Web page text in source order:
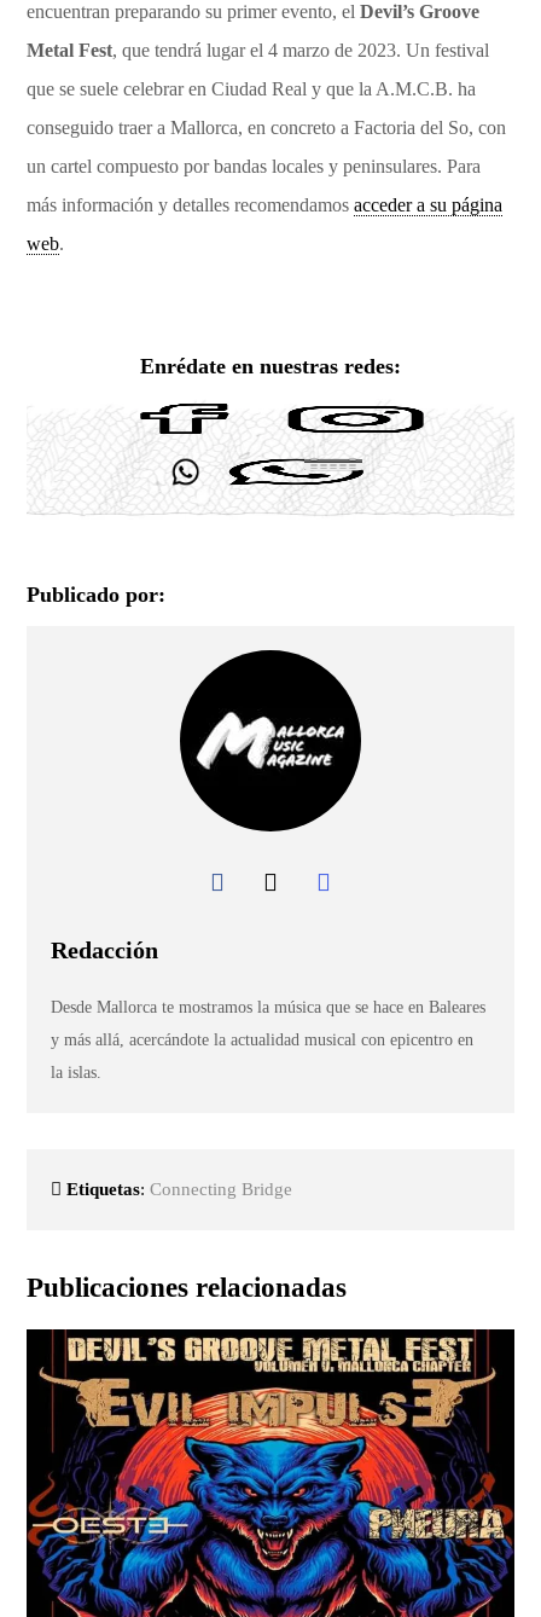
encuentran preparando su primer evento, elDevil’s Groove
Metal Fest, que tendrá lugar el 4 marzo de 2023. Un festival
que se suele celebrar en Ciudad Real y que la A.M.C.B. ha
conseguido traer a Mallorca, en concreto a Factoria del So, con
un cartel compuesto por bandas locales y peninsulares. Para
más información y detalles recomendamosacceder a su página
web.
Enrédate en nuestras redes:
Publicado por:
Redacción
Desde Mallorca te mostramos la música que se hace en Baleares
y más allá, acercándote la actualidad musical con epicentro en
la islas.
Etiquetas:Connecting Bridge
Publicaciones relacionadas